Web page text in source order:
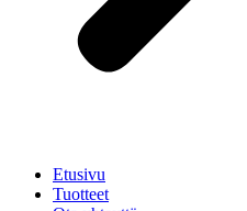
Etusivu
Tuotteet